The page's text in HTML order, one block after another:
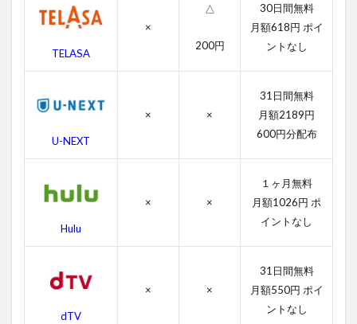
吹き
替え
ー
タ
の
ら
す
4
TELASA
×
△
200円
30日間無料
月額618円 ポイ
ントなし
U-NEXT
× ×
31日間無料
月額2189円
600円分配布
Hulu
× ×
１ヶ月無料
月額1026円 ポ
イントなし
dTV
× ×
31日間無料
月額550円 ポイ
ントなし